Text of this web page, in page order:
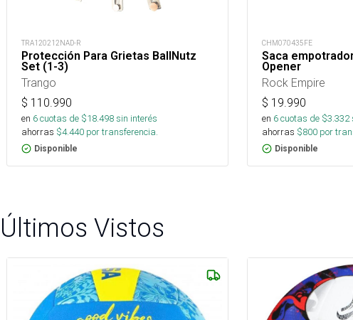
TRA120212NAD-R
Protección Para Grietas BallNutz
Set (1-3)
Trango
$ 110.990
en 6cuotas de $18.498sin interés
ahorras $4.440 por transferencia.
Disponible
CHM070435FE
Saca
Opener
Rock Empire
$ 19.990
en 6cuotas de $3.332
ahorras $800 por
Disponible
Últimos Vistos